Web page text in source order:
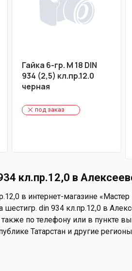
Гайка 6-гр. М 18 DIN
934 (2,5) кл.пр.12.0
черная
под заказ
кл.пр.12,0 в
в интернет-магазине
шестигр. din 934 кл.пр.12,0 в
по телефону или в пункте
Татарстан и другие